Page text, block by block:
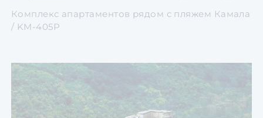
Комплекс апартаментов рядом с пляжем Камала
/ KM-405P